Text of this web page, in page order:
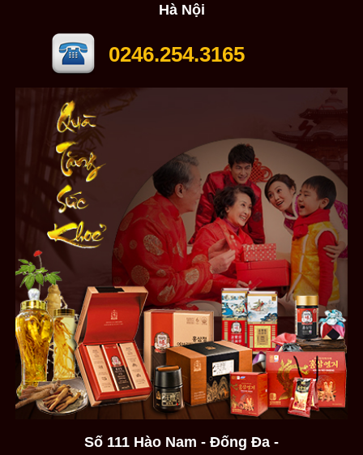
Hà Nội
0246.254.3165
Số 111 Hào Nam - Đống Đa -